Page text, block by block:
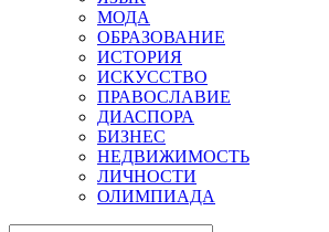
МОДА
ОБРАЗОВАНИЕ
ИСТОРИЯ
ИСКУССТВО
ПРАВОСЛАВИЕ
ДИАСПОРА
БИЗНЕС
НЕДВИЖИМОСТЬ
ЛИЧНОСТИ
ОЛИМПИАДА